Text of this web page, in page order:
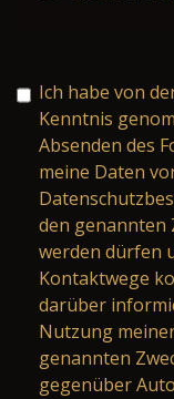
Ich habe von
Kenntnis
Absenden des
meine Daten
den genannten
werden dürfen
Kontaktwege
darüber
Nutzung
genannten
gegenüber